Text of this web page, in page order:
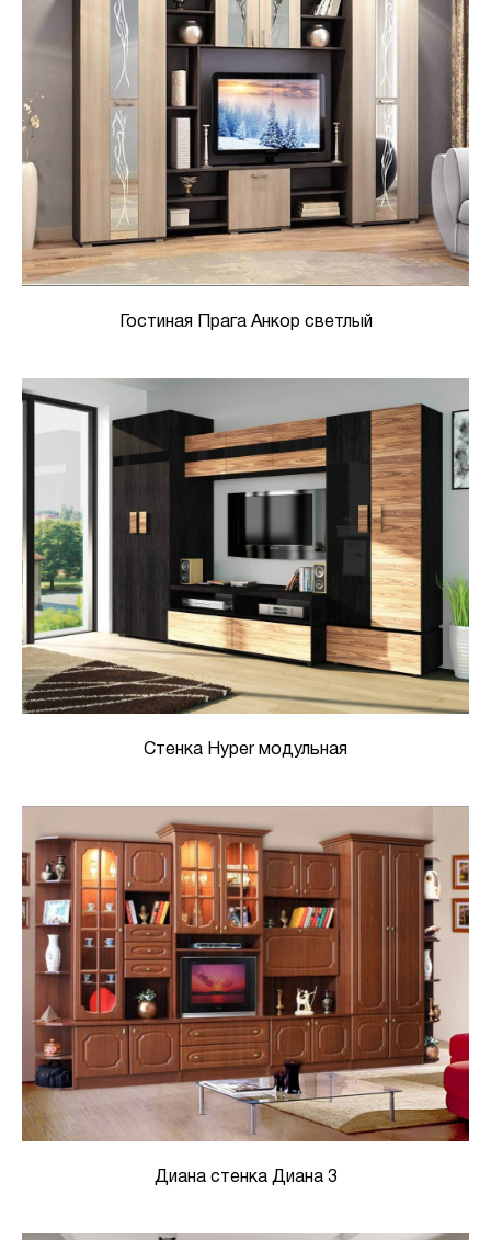
Гостиная Прага Анкор светлый
Стенка Hyper модульная
Диана стенка Диана 3